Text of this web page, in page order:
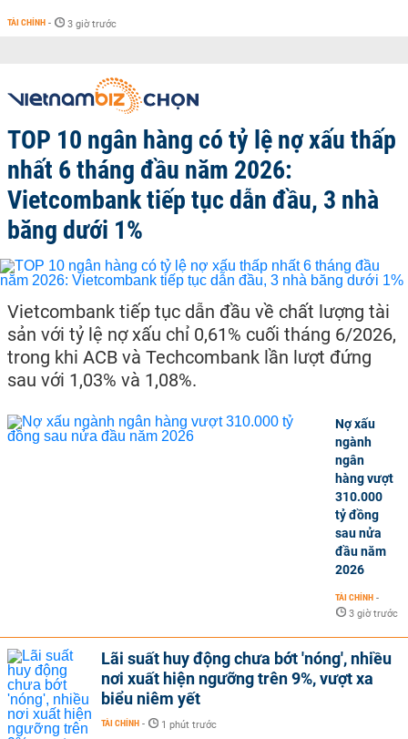
TÀI CHÍNH - 3 giờ trước
TOP 10 ngân hàng có tỷ lệ nợ xấu thấp
nhất 6 tháng đầu năm 2026:
Vietcombank tiếp tục dẫn đầu, 3 nhà
băng dưới 1%
Vietcombank tiếp tục dẫn đầu về chất lượng tài
sản với tỷ lệ nợ xấu chỉ 0,61% cuối tháng 6/2026,
trong khi ACB và Techcombank lần lượt đứng
sau với 1,03% và 1,08%.
Nợ xấu
ngành
ngân
hàng vượt
310.000
tỷ đồng
sau nửa
đầu năm
2026
TÀI CHÍNH -
3 giờ trước
Lãi suất huy động chưa bớt 'nóng', nhiều
nơi xuất hiện ngưỡng trên 9%, vượt xa
biểu niêm yết
TÀI CHÍNH - 1 phút trước